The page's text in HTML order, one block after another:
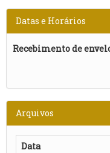
Datas e Horários
Recebimento de
Arquivos
Data